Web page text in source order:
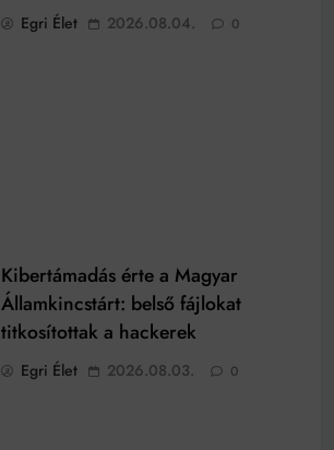
Egri Élet 2026.08.04. 0
Kibertámadás érte a Magyar
Államkincstárt: belső fájlokat
titkosítottak a hackerek
Egri Élet 2026.08.03. 0